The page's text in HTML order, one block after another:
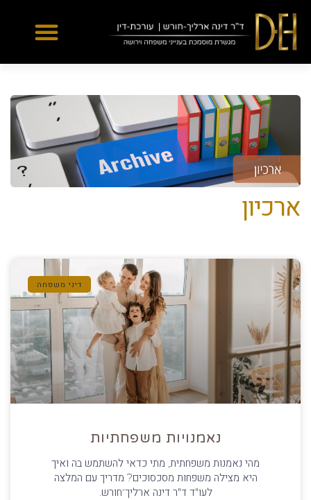
Yes
...
ארכיון
דיני משפחה
נאמנויות משפחתיות
מהי נאמנות משפחתית, מתי כדאי להשתמש בה ואיך
היא מצילה משפחות מסכסוכים? מדריך עם המלצה
לעו"ד ד"ר דינה ארליך־חורש.